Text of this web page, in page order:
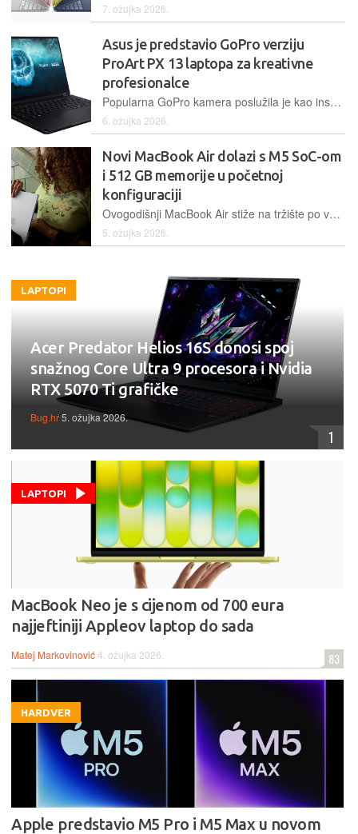
7. ožujka 2026.
Asus je predstavio GoPro verziju
ProArt PX 13 laptopa za kreativne
profesionalce
Popularna GoPro kamera poslužila je kao inspiracija za dizajn ove verzije PX13 laptopa koji dolazi s čak 128 GB radne memorije i snažnim AMD Ryzen AI MAX + 395 procesorom
6. ožujka 2026.
Novi MacBook Air dolazi s M5 SoC-om
i 512 GB memorije u početnoj
konfiguraciji
Ovogodišnji MacBook Air stiže na tržište po većoj početnoj cijeni, ali donosi novi M5 SoC i više memorije u početnoj konfiguraciji
5. ožujka 2026.
LAPTOPI
Acer Predator Helios 16S donosi spoj
snažnog Core Ultra 9 procesora i Nvidia
RTX 5070 Ti grafičke
Bug.hr5. ožujka 2026.
1
LAPTOPI
MacBook Neo je s cijenom od 700 eura
najjeftiniji Appleov laptop do sada
Matej Markovinović4. ožujka 2026. 83
HARDVER
Apple predstavio M5 Pro i M5 Max u novom